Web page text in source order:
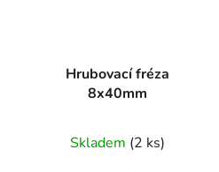
Hrubovací fréza
8x40mm
Skladem (2 ks)